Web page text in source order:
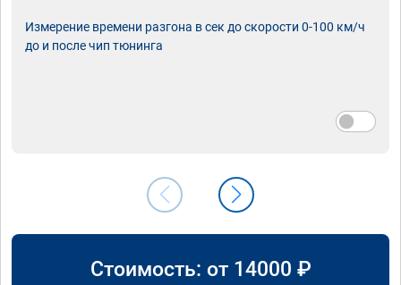
Измерение времени разгона в сек до скорости 0-100 км/ч
до и после чип тюнинга
Стоимость: от 14000 ₽